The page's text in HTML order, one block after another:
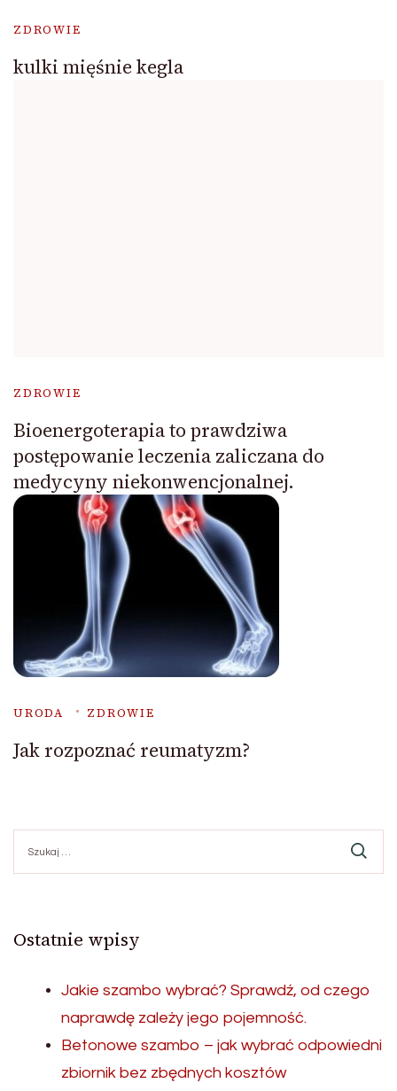
ZDROWIE
kulki mięśnie kegla
ZDROWIE
Bioenergoterapia to prawdziwa
postępowanie leczenia zaliczana do
medycyny niekonwencjonalnej.
URODA ZDROWIE
Jak rozpoznać reumatyzm?
Ostatnie wpisy
Jakie szambo wybrać? Sprawdź, od czego
naprawdę zależy jego pojemność.
Betonowe szambo – jak wybrać odpowiedni
zbiornik bez zbędnych kosztów